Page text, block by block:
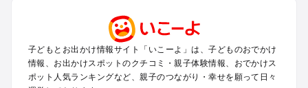
関西のプールおでかけ
中国･四国のプールおでかけ
九州･沖縄のプールおでかけ
子どもとお出かけ情報サイト「いこーよ」は、子どものおでかけ
情報、お出かけスポットのクチコミ・親子体験情報、おでかけス
ポット人気ランキングなど、親子のつながり・幸せを願って日々